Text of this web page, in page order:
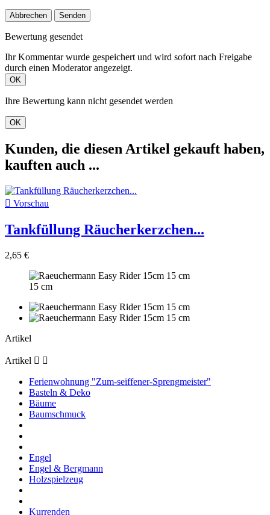
Abbrechen Senden
Bewertung gesendet
Ihr Kommentar wurde gespeichert und wird sofort nach Freigabe
durch einen Moderator angezeigt.
OK
Ihre Bewertung kann nicht gesendet werden
OK
Kunden, die diesen Artikel gekauft haben,
kauften auch ...
 Vorschau
Tankfüllung Räucherkerzchen...
2,65 €
15 cm
Artikel
Artikel  
Ferienwohnung "Zum-seiffener-Sprengmeister"
Basteln & Deko
Bäume
Baumschmuck
Engel
Engel & Bergmann
Holzspielzeug
Kurrenden